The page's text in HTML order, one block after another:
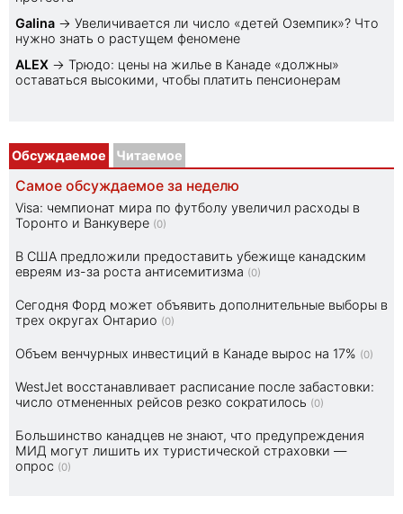
Galina → Увеличивается ли число «детей Оземпик»? Что
нужно знать о растущем феномене
ALEX → Трюдо: цены на жилье в Канаде «должны»
оставаться высокими, чтобы платить пенсионерам
Обсуждаемое Читаемое
Самое обсуждаемое за неделю
Visa: чемпионат мира по футболу увеличил расходы в
Торонто и Ванкувере (0)
В США предложили предоставить убежище канадским
евреям из-за роста антисемитизма (0)
Сегодня Форд может объявить дополнительные выборы в
трех округах Онтарио (0)
Объем венчурных инвестиций в Канаде вырос на 17% (0)
WestJet восстанавливает расписание после забастовки:
число отмененных рейсов резко сократилось (0)
Большинство канадцев не знают, что предупреждения
МИД могут лишить их туристической страховки —
опрос (0)